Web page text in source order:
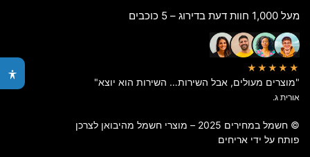
מעל 1,000 חוות דעת בדירוג – 5 כוכבים
★★★★★
"מוצרים מעולים, אבל השירות… השירות הוא יוצא"
אורית ג.
© חשמל במחירים 2025 – מוצרי חשמל מהיבואן לצרכן
פותח על ידי אריחים